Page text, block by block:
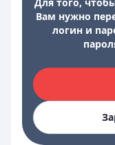
Вам нужно
логин и